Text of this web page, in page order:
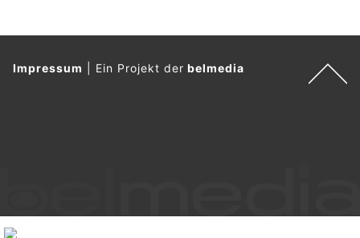
Impressum Ein Projekt derbelmedia